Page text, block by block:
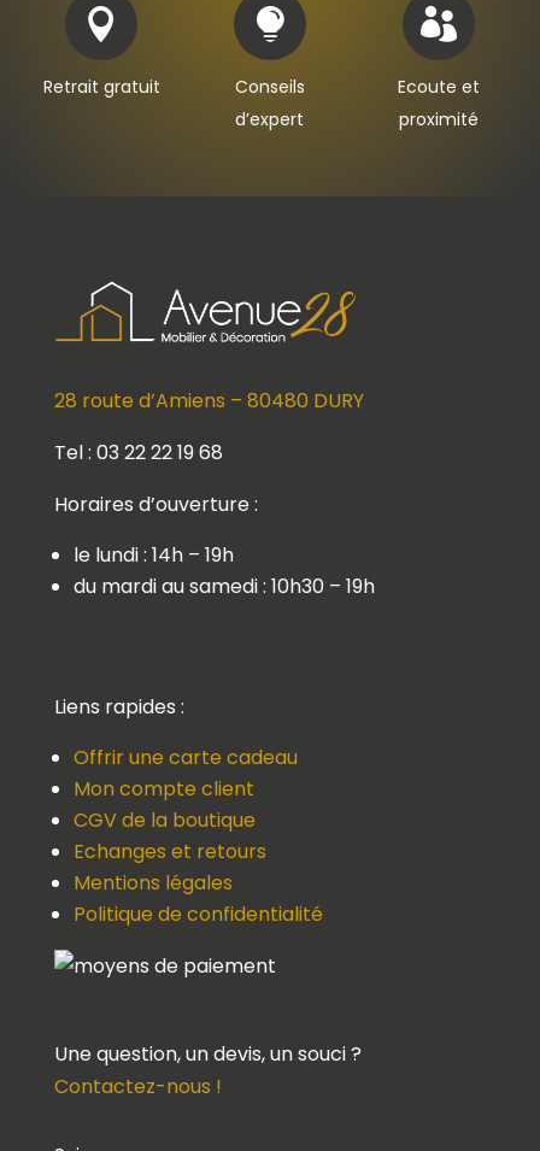

Retrait gratuit

Conseils
d’expert

Ecoute et
proximité
28 route d’Amiens – 80480 DURY
Tel : 03 22 22 19 68
Horaires d’ouverture :
le lundi : 14h – 19h
du mardi au samedi : 10h30 – 19h
Liens rapides :
Offrir une carte cadeau
Mon compte client
CGV de la boutique
Echanges et retours
Mentions légales
Politique de confidentialité
Une question, un devis, un souci ?
Contactez-nous !